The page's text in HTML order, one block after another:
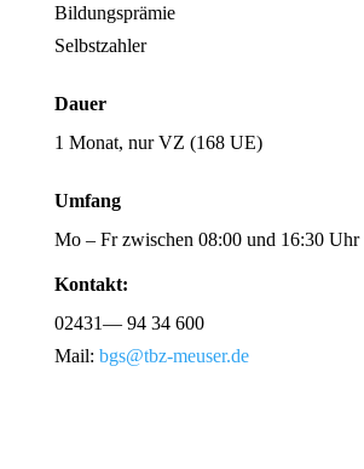
Bildungsprämie
Selbstzahler
Dauer
1 Monat, nur VZ (168 UE)
Umfang
Mo – Fr zwischen 08:00 und 16:30 Uhr
Kontakt:
02431— 94 34 600
Mail: bgs@tbz-meuser.de